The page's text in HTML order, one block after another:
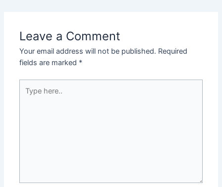
Leave a Comment
Your email address will not be published. Required
fields are marked *
here..